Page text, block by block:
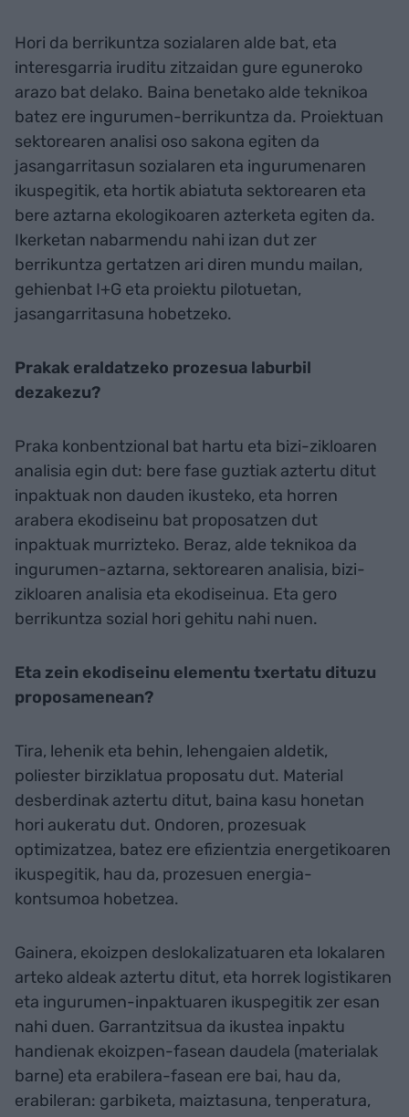
Hori da berrikuntza sozialaren alde bat, eta
interesgarria iruditu zitzaidan gure eguneroko
arazo bat delako. Baina benetako alde teknikoa
batez ere ingurumen-berrikuntza da. Proiektuan
sektorearen analisi oso sakona egiten da
jasangarritasun sozialaren eta ingurumenaren
ikuspegitik, eta hortik abiatuta sektorearen eta
bere aztarna ekologikoaren azterketa egiten da.
Ikerketan nabarmendu nahi izan dut zer
berrikuntza gertatzen ari diren mundu mailan,
gehienbat I+G eta proiektu pilotuetan,
jasangarritasuna hobetzeko.
Prakak eraldatzeko prozesua laburbil
dezakezu?
Praka konbentzional bat hartu eta bizi-zikloaren
analisia egin dut: bere fase guztiak aztertu ditut
inpaktuak non dauden ikusteko, eta horren
arabera ekodiseinu bat proposatzen dut
inpaktuak murrizteko. Beraz, alde teknikoa da
ingurumen-aztarna, sektorearen analisia, bizi-
zikloaren analisia eta ekodiseinua. Eta gero
berrikuntza sozial hori gehitu nahi nuen.
Eta zein ekodiseinu elementu txertatu dituzu
proposamenean?
Tira, lehenik eta behin, lehengaien aldetik,
poliester birziklatua proposatu dut. Material
desberdinak aztertu ditut, baina kasu honetan
hori aukeratu dut. Ondoren, prozesuak
optimizatzea, batez ere efizientzia energetikoaren
ikuspegitik, hau da, prozesuen energia-
kontsumoa hobetzea.
Gainera, ekoizpen deslokalizatuaren eta lokalaren
arteko aldeak aztertu ditut, eta horrek logistikaren
eta ingurumen-inpaktuaren ikuspegitik zer esan
nahi duen. Garrantzitsua da ikustea inpaktu
handienak ekoizpen-fasean daudela (materialak
barne) eta erabilera-fasean ere bai, hau da,
erabileran: garbiketa, maiztasuna, tenperatura,